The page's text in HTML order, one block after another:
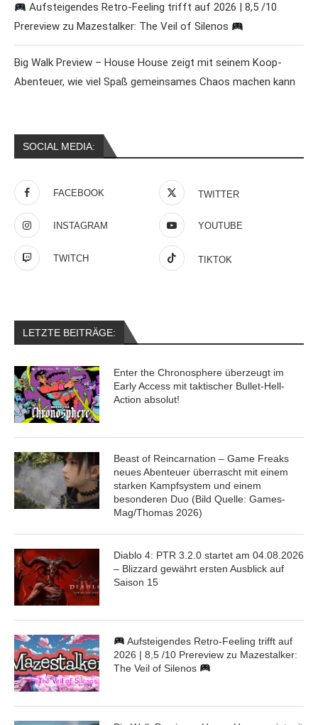
Aufsteigendes Retro-Feeling trifft auf 2026 | 8,5 /10
Prereview zu Mazestalker: The Veil of Silenos
Big Walk Preview – House House zeigt mit seinem Koop-
Abenteuer, wie viel Spaß gemeinsames Chaos machen kann
SOCIAL MEDIA:
FACEBOOK TWITTER
INSTAGRAM YOUTUBE
TWITCH TIKTOK
LETZTE BEITRÄGE:
Enter the Chronosphere überzeugt im
Early Access mit taktischer Bullet-Hell-
Action absolut!
Beast of Reincarnation – Game Freaks
neues Abenteuer überrascht mit einem
starken Kampfsystem und einem
besonderen Duo (Bild Quelle: Games-
Mag/Thomas 2026)
Diablo 4: PTR 3.2.0 startet am 04.08.2026
– Blizzard gewährt ersten Ausblick auf
Saison 15
Aufsteigendes Retro-Feeling trifft auf
2026 | 8,5 /10 Prereview zu Mazestalker:
The Veil of Silenos